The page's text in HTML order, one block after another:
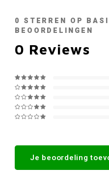
0 STERREN OP
BEOORDELINGEN
0 Reviews
Je beoordeling